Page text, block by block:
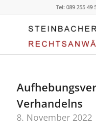
Tel: 089 255 49
Verhandelns
8. November 2022